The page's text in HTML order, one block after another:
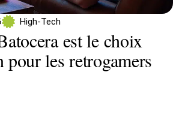
High-Tech
est le choix
pour les retrogamers